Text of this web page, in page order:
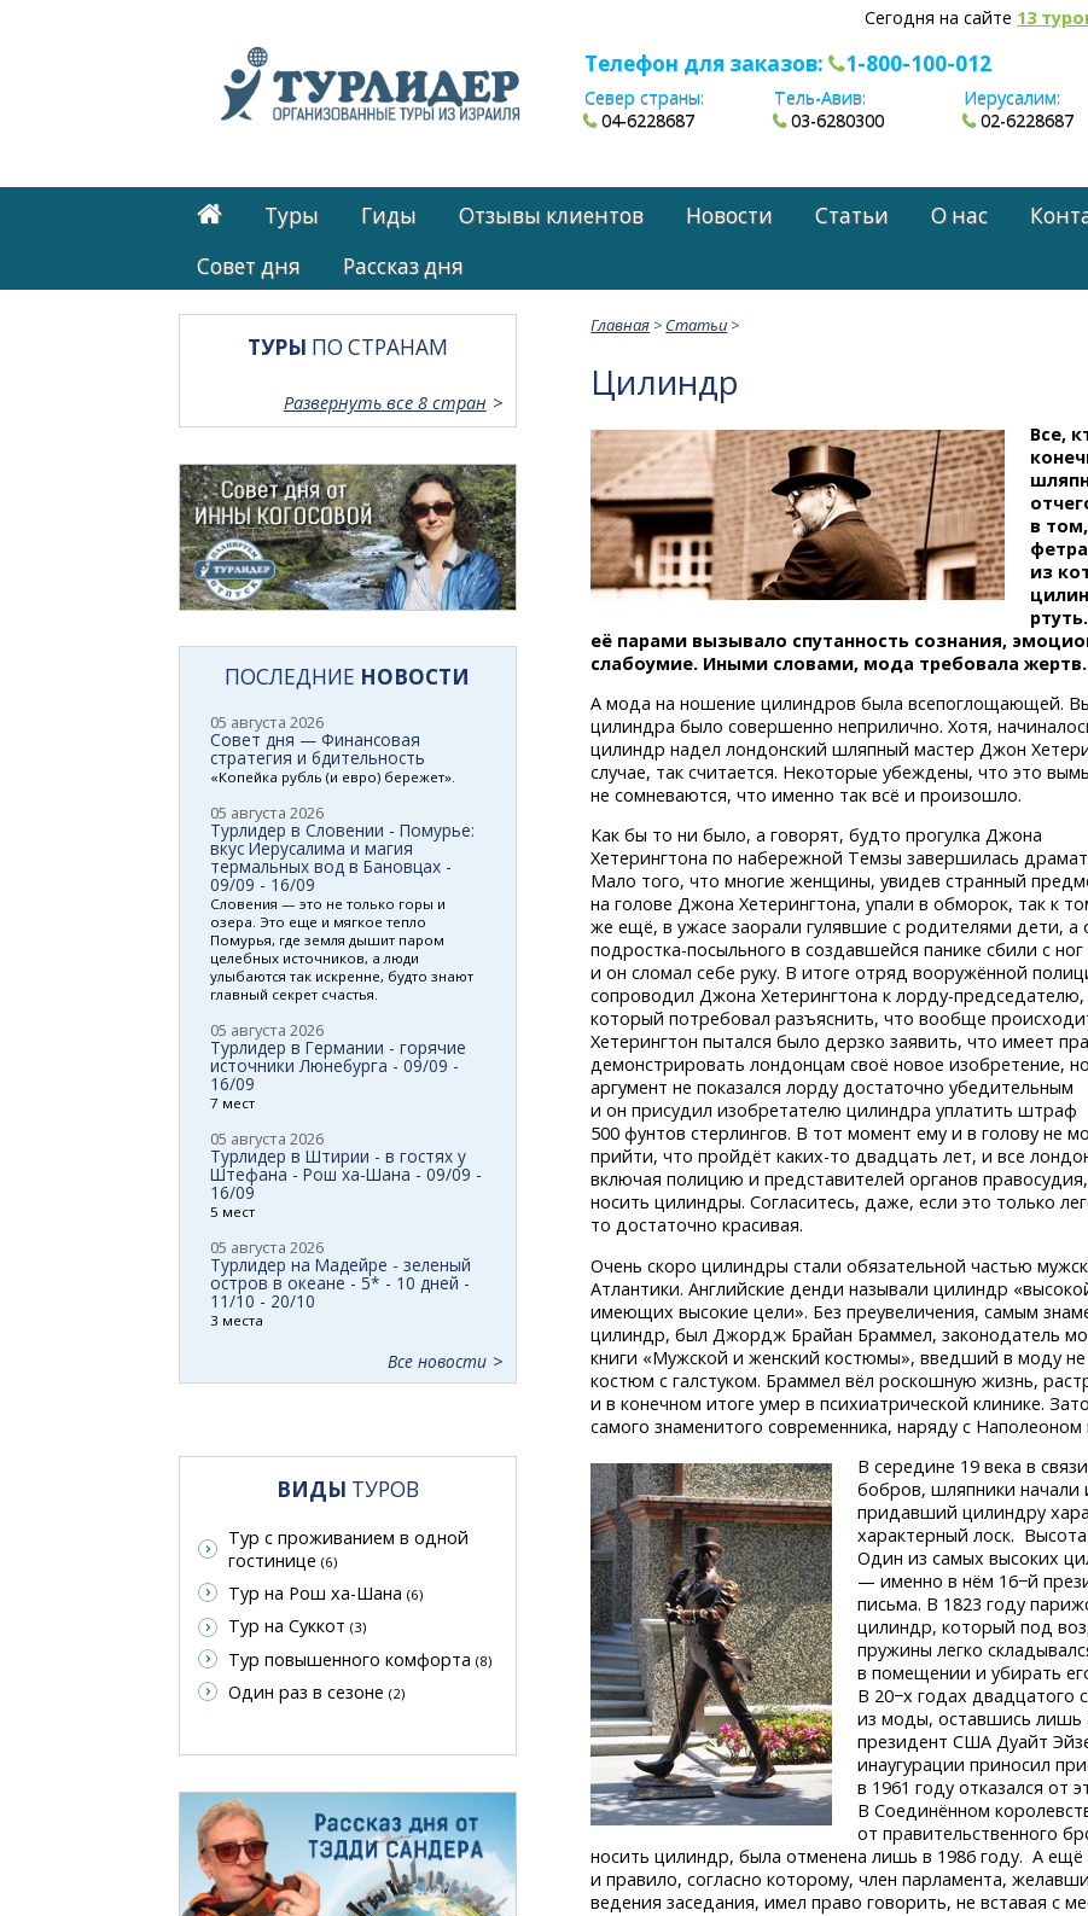
Сегодня на сайте 13
Телефон для заказов: 1-800-100-012
Север страны:
04-6228687
Тель-Авив:
03-6280300
Иерусалим:
02-6228687
Туры Гиды Отзывы клиентов Новости Статьи О нас
Cовет дня
Рассказ дня
Главная > Статьи >
Цилиндр
Все,
в
из
её парами вызывало спутанность сознания,
слабоумие. Иными словами, мода требовала жертв.
А мода на ношение цилиндров была всепоглощающей.
цилиндра было совершенно неприлично. Хотя,
цилиндр надел лондонский шляпный мастер Джон
случае, так считается. Некоторые убеждены, что это
не сомневаются, что именно так всё и произошло.
Как бы то ни было, а говорят, будто прогулка Джона
Хетерингтона по набережной Темзы завершилась
Мало того, что многие женщины, увидев странный
на голове Джона Хетерингтона, упали в обморок, так к
же ещё, в ужасе заорали гулявшие с родителями дети, а
подростка-посыльного в создавшейся панике сбили с ног
и он сломал себе руку. В итоге отряд вооружённой
сопроводил Джона Хетерингтонак лорду-председателю,
который потребовал разъяснить, что вообще
Хетерингтон пытался было дерзко заявить, что имеет
демонстрировать лондонцам своё новое изобретение,
аргумент не показался лорду достаточно убедительным
и он присудил изобретателю цилиндра уплатить штраф
500 фунтов стерлингов. В тот момент ему и в голову не
прийти, что пройдёткаких-то двадцать лет, и все
включая полицию и представителей органов правосудия,
носить цилиндры. Согласитесь, даже, если это только
то достаточно красивая.
Очень скоро цилиндры стали обязательной частью
Атлантики. Английские денди называли цилиндр
имеющих высокие цели». Без преувеличения, самым
цилиндр, был Джордж Брайан Браммел, законодатель
книги «Мужской и женский костюмы», введший в моду
костюм с галстуком. Браммел вёл роскошную жизнь,
и в конечном итоге умер в психиатрической клинике.
самого знаменитого современника, наряду с
В середине 19 века в
бобров, шляпники
придавший цилиндру
характерный лоск.
Один из самых высоких
— именно в нём 16−й
письма. В 1823 году
цилиндр, который под
пружины легко
в помещении и убирать
В 20−х годах двадцатого
из моды, оставшись лишь
президент США Дуайт
инаугурации приносил
в 1961 году отказался от
В Соединённом
от правительственного
носить цилиндр, была отменена лишь в 1986 году. А ещё
и правило, согласно которому, член парламента,
ведения заседания, имел право говорить, не вставая с
ТУРЫ ПО СТРАНАМ
Развернуть все 8 стран
ПОСЛЕДНИЕ НОВОСТИ
05 августа 2026
Совет дня — Финансовая
стратегия и бдительность
«Копейка рубль (и евро) бережет».
05 августа 2026
Турлидер в Словении - Помурье:
вкус Иерусалима и магия
термальных вод в Бановцах -
09/09 - 16/09
Словения — это не только горы и
озера. Это еще и мягкое тепло
Помурья, где земля дышит паром
целебных источников, а люди
улыбаются так искренне, будто знают
главный секрет счастья.
05 августа 2026
Турлидер в Германии - горячие
источники Люнебурга - 09/09 -
16/09
7 мест
05 августа 2026
Турлидер в Штирии - в гостях у
Штефана - Рош ха-Шана - 09/09 -
16/09
5 мест
05 августа 2026
Турлидер на Мадейре - зеленый
остров в океане - 5* - 10 дней -
11/10 - 20/10
3 места
Все новости
ВИДЫ ТУРОВ
Тур с проживанием в одной
гостинице (6)
Тур на Рош ха-Шана (6)
Тур на Суккот (3)
Тур повышенного комфорта (8)
Один раз в сезоне (2)